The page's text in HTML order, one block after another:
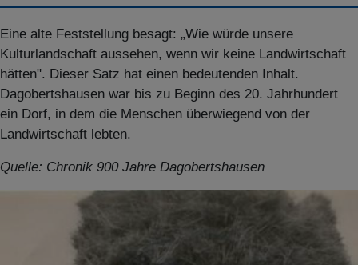
Eine alte Feststellung besagt: „Wie würde unsere
Kulturlandschaft aussehen, wenn wir keine Landwirtschaft
hätten". Dieser Satz hat einen bedeutenden Inhalt.
Dagobertshausen war bis zu Beginn des 20. Jahrhundert
ein Dorf, in dem die Menschen überwiegend von der
Landwirtschaft lebten.
Quelle: Chronik 900 Jahre Dagobertshausen